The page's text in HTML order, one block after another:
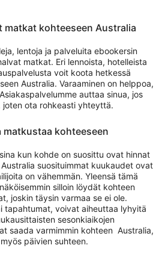
matkat kohteeseen Australia
lentoja ja palveluita ebookersin
matkat. Eri lennoista, hotelleista
voit koota hetkessä
Australia. Varaaminen on helppoa,
auttaa sinua, jos
joten ota rohkeasti yhteyttä.
matkustaa kohteeseen
kun kohde on suosittu ovat hinnat
suosituimmat kuukaudet ovat
on vähemmän. Yleensä tämä
silloin löydät kohteen
joskin täysin varmaa se ei ole.
tapahtumat, voivat aiheuttaa lyhyitä
sesonkiaikojen
saada varmimmin kohteen Australia,
päivien suhteen.